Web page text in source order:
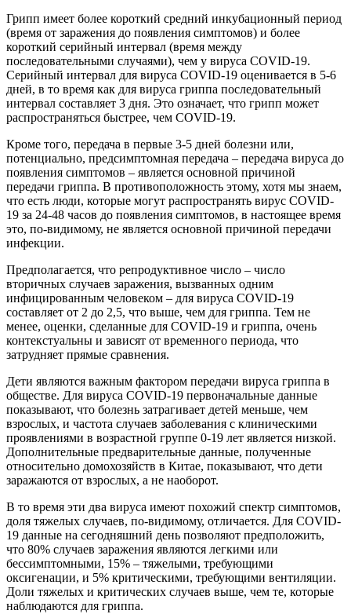
Грипп имеет более короткий средний инкубационный период
(время от заражения до появления симптомов) и более
короткий серийный интервал (время между
последовательными случаями), чем у вируса COVID-19.
Серийный интервал для вируса COVID-19 оценивается в 5-6
дней, в то время как для вируса гриппа последовательный
интервал составляет 3 дня. Это означает, что грипп может
распространяться быстрее, чем COVID-19.
Кроме того, передача в первые 3-5 дней болезни или,
потенциально, предсимптомная передача – передача вируса до
появления симптомов – является основной причиной
передачи гриппа. В противоположность этому, хотя мы знаем,
что есть люди, которые могут распространять вирус COVID-
19 за 24-48 часов до появления симптомов, в настоящее время
это, по-видимому, не является основной причиной передачи
инфекции.
Предполагается, что репродуктивное число – число
вторичных случаев заражения, вызванных одним
инфицированным человеком – для вируса COVID-19
составляет от 2 до 2,5, что выше, чем для гриппа. Тем не
менее, оценки, сделанные для COVID-19 и гриппа, очень
контекстуальны и зависят от временного периода, что
затрудняет прямые сравнения.
Дети являются важным фактором передачи вируса гриппа в
обществе. Для вируса COVID-19 первоначальные данные
показывают, что болезнь затрагивает детей меньше, чем
взрослых, и частота случаев заболевания с клиническими
проявлениями в возрастной группе 0-19 лет является низкой.
Дополнительные предварительные данные, полученные
относительно домохозяйств в Китае, показывают, что дети
заражаются от взрослых, а не наоборот.
В то время эти два вируса имеют похожий спектр симптомов,
доля тяжелых случаев, по-видимому, отличается. Для COVID-
19 данные на сегодняшний день позволяют предположить,
что 80% случаев заражения являются легкими или
бессимптомными, 15% – тяжелыми, требующими
оксигенации, и 5% критическими, требующими вентиляции.
Доли тяжелых и критических случаев выше, чем те, которые
наблюдаются для гриппа.